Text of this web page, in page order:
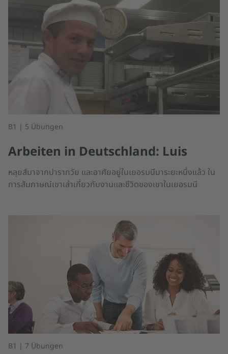
B1 | 5 Übungen
Arbeiten in Deutschland: Luis
หลุยส์มาจากปารากวัย และอาศัยอยู่ในเยอรมนีมาระยะหนึ่งแล้ว ใน
การสัมภาษณ์เขาเล่าเกี่ยวกับงานและชีวิตของเขาในเยอรมนี
B1 | 7 Übungen